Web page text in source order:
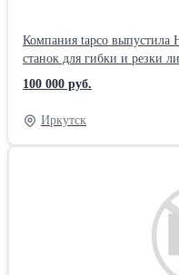
Компания tapco
станок для гибки и резки
с пневмоприводом Новый
предназначен для
на станке. С помощью
гибочная балки
пневмоцилиндров, что
подключения практически
Верхний пневматический
эффективную фиксацию
позволяет точно
резкой. Переносная
100 000 руб.
Иркутск